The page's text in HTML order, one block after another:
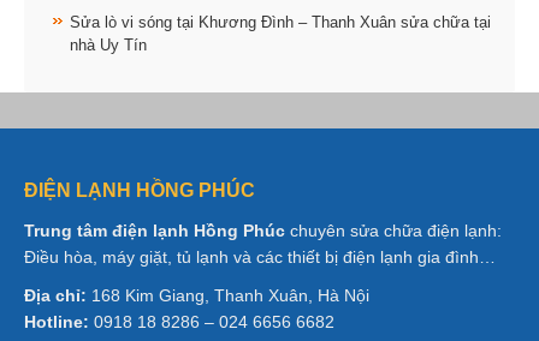
Sửa lò vi sóng tại Khương Đình – Thanh Xuân sửa chữa tại
nhà Uy Tín
ĐIỆN LẠNH HỒNG PHÚC
Trung tâm điện lạnh Hồng Phúc chuyên sửa chữa điện lạnh:
Điều hòa, máy giặt, tủ lạnh và các thiết bị điện lạnh gia đình…
Địa chỉ: 168 Kim Giang, Thanh Xuân, Hà Nội
Hotline: 0918 18 8286 – 024 6656 6682